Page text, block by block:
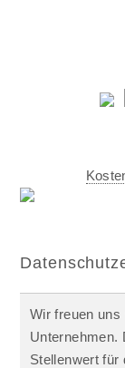
Wir freuen
Unternehmen.
Stellenwert für